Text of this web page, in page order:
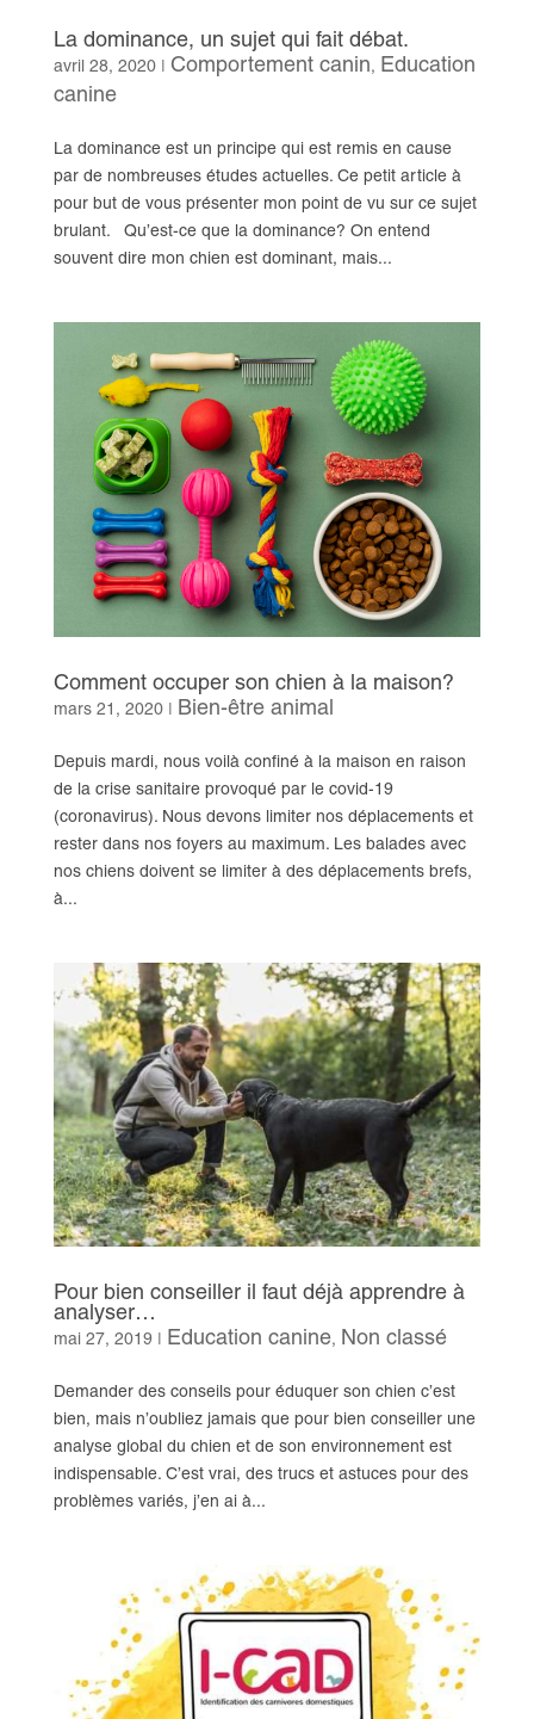
La dominance, un sujet qui fait débat.
avril 28, 2020| Comportement canin, Education
canine
La dominance est un principe qui est remis en cause
par de nombreuses études actuelles. Ce petit article à
pour but de vous présenter mon point de vu sur ce sujet
brulant. Qu’est-ce que la dominance? On entend
souvent dire mon chien est dominant, mais...
Comment occuper son chien à la maison?
mars 21, 2020| Bien-être animal
Depuis mardi, nous voilà confiné à la maison en raison
de la crise sanitaire provoqué par le covid-19
(coronavirus). Nous devons limiter nos déplacements et
rester dans nos foyers au maximum. Les balades avec
nos chiens doivent se limiter à des déplacements brefs,
à...
Pour bien conseiller il faut déjà apprendre à
analyser…
mai 27, 2019| Education canine, Non classé
Demander des conseils pour éduquer son chien c’est
bien, mais n’oubliez jamais que pour bien conseiller une
analyse global du chien et de son environnement est
indispensable. C’est vrai, des trucs et astuces pour des
problèmes variés, j’en ai à...